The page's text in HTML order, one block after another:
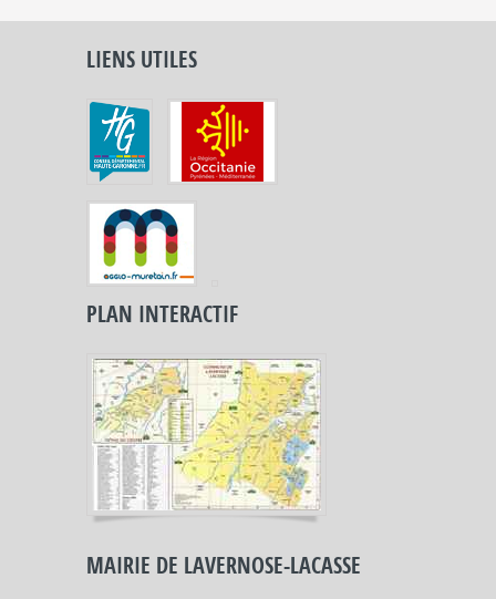
LIENS UTILES
PLAN INTERACTIF
MAIRIE DE LAVERNOSE-LACASSE